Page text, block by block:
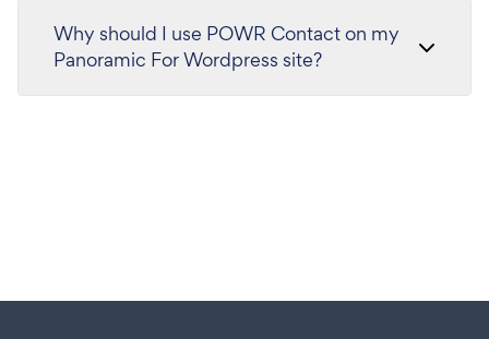
Why should I use POWR Contact on my
Panoramic For Wordpress site?